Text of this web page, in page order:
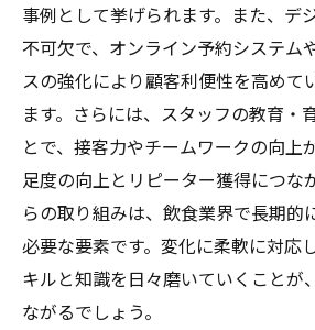
事例として挙げられます。また、デ
不可欠で、オンライン予約システム
スの強化により顧客利便性を高めて
ます。さらには、スタッフの教育・
とで、接客力やチームワークの向上
足度の向上とリピーター獲得につな
らの取り組みは、飲食業界で長期的
必要な要素です。変化に柔軟に対応
キルと知識を日々磨いていくことが
ながるでしょう。